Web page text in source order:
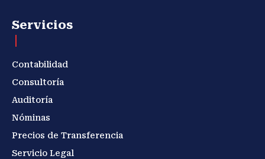
Servicios
Contabilidad
Consultoría
Auditoría
Nóminas
Precios de Transferencia
Servicio Legal